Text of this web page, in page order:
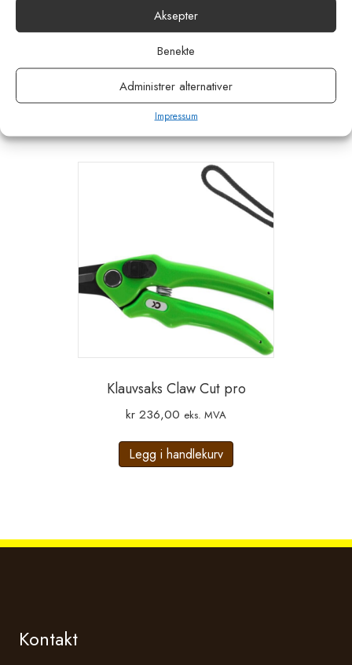
Aksepter
Benekte
Administrer alternativer
Impressum
Klauv kniv PROFF. Høgre enkel
kr197,00 eks. MVA
Legg i handlekurv
Klauvsaks Claw Cut pro
kr 236,00 eks. MVA
Legg i handlekurv
Kontakt